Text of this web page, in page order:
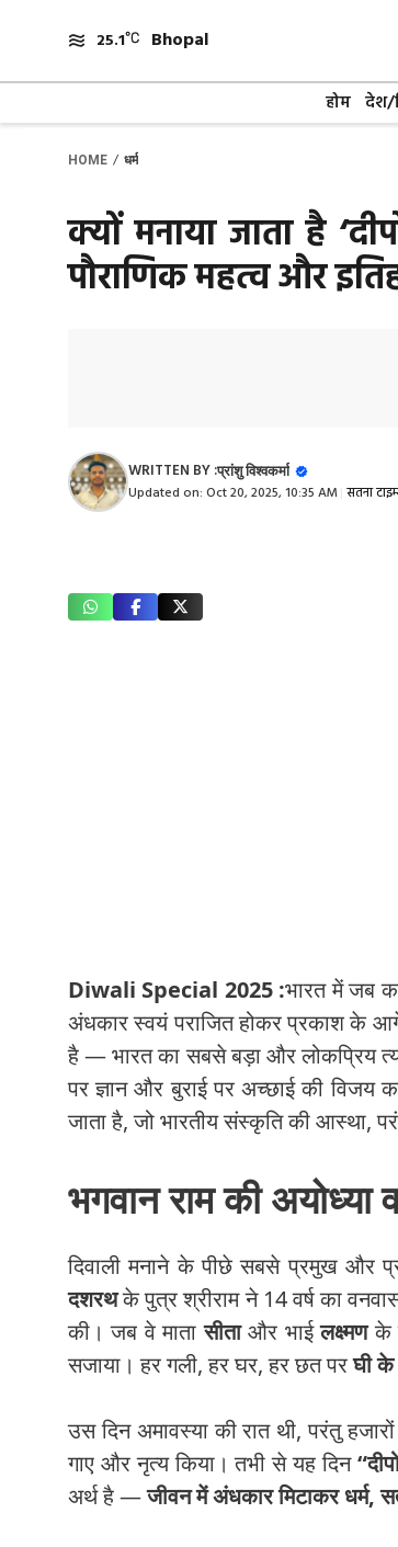
content
25.1 Bhopal
होम देश/
HOME / धर्म
क्यों मनाया जाता है
पौराणिक महत्व और
WRITTEN BY :प्रांशु विश्वकर्मा
Updated on: Oct 20, 2025, 10:35 AM सतना
Diwali Special 2025 :भारत में जब
अंधकार स्वयं पराजित होकर प्रकाश के आगे
है — भारत का सबसे बड़ा और लोकप्रिय
पर ज्ञान और बुराई पर अच्छाई की विजय
जाता है, जो भारतीय संस्कृति की आस्था,
भगवान राम की अयोध्या
दिवाली मनाने के पीछे सबसे प्रमुख और
दशरथके पुत्र श्रीराम ने 14 वर्ष का
की। जब वे मातासीताऔर भाईलक्ष्मणके
सजाया। हर गली, हर घर, हर छत परघी
उस दिन अमावस्या की रात थी, परंतु
गाए और नृत्य किया। तभी से यह दिन
अर्थ है —जीवन में अंधकार मिटाकर धर्म,